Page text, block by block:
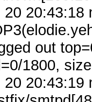
20 20:43:18
out
1800,
20 20:43:19